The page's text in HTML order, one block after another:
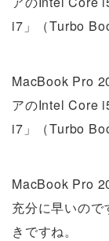
i7」（Turbo
MacBook Pro
アのIntel Core
i7」（Turbo
MacBook Pro
充分に早いの
きですね。